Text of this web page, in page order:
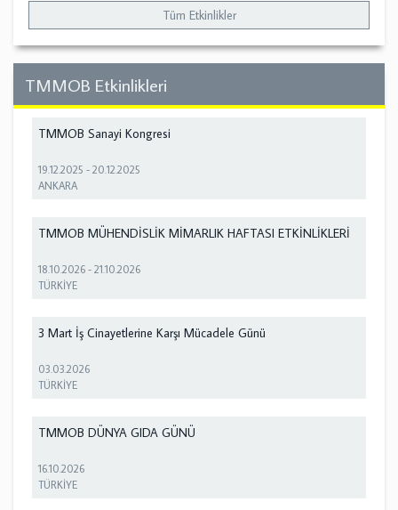
Tüm Etkinlikler
TMMOB Etkinlikleri
TMMOB Sanayi Kongresi
19.12.2025 -20.12.2025
ANKARA
TMMOB MÜHENDİSLİK MİMARLIK HAFTASI ETKİNLİKLERİ
18.10.2026 -21.10.2026
TÜRKİYE
3 Mart İş Cinayetlerine Karşı Mücadele Günü
03.03.2026
TÜRKİYE
TMMOB DÜNYA GIDA GÜNÜ
16.10.2026
TÜRKİYE